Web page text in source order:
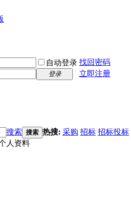
自动登录 找回密码
登录
立即注册
搜索 搜索 热搜: 采购 招标 招标投标
人资料